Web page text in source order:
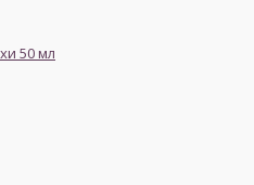
50 мл